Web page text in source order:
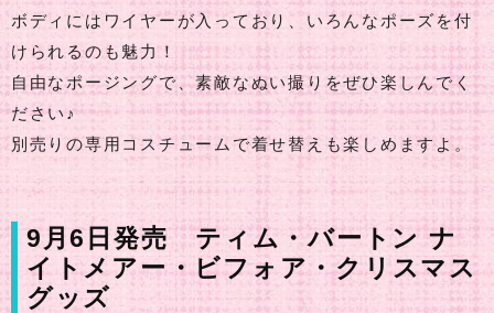
ボディにはワイヤーが入っており、いろんなポーズを付
けられるのも魅力！
自由なポージングで、素敵なぬい撮りをぜひ楽しんでく
ださい♪
別売りの専用コスチュームで着せ替えも楽しめますよ。
9月6日発売 ティム・バートン ナ
イトメアー・ビフォア・クリスマス
グッズ